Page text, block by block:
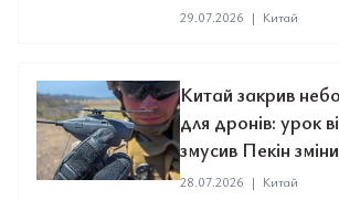
29.07.2026 | Китай
Китай закрив
для дронів: урок
змусив Пекін
28.07.2026 | Китай